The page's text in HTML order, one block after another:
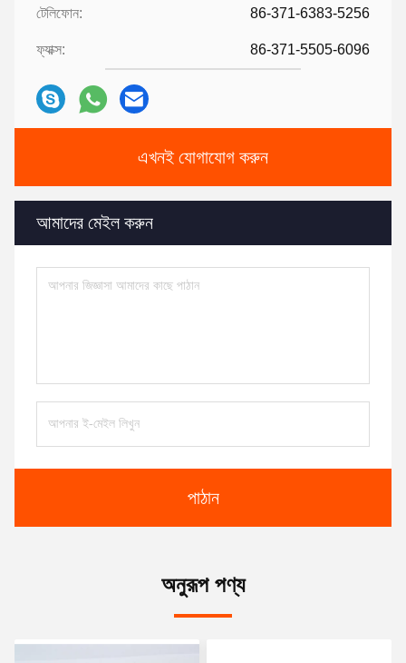
টেলিফোন: 86-371-6383-5256
ফ্যাক্স: 86-371-5505-6096
এখনই যোগাযোগ করুন
আমাদের মেইল করুন
পাঠান
অনুরূপ পণ্য